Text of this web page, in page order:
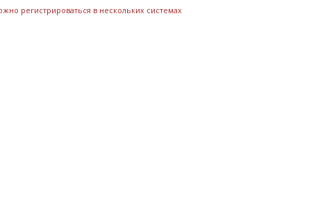
регистрироваться в нескольких системах